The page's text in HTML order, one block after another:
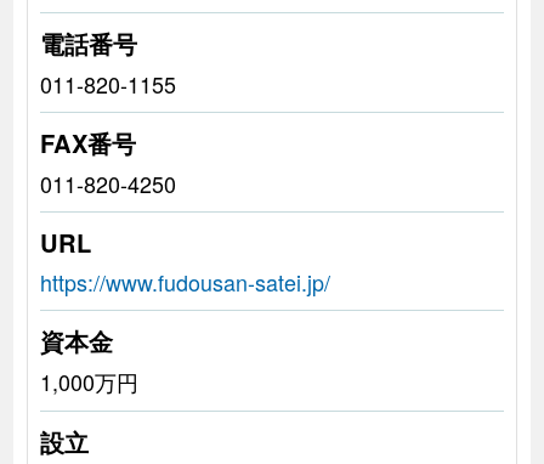
電話番号
011-820-1155
FAX番号
011-820-4250
URL
https://www.fudousan-satei.jp/
資本金
1,000万円
設立